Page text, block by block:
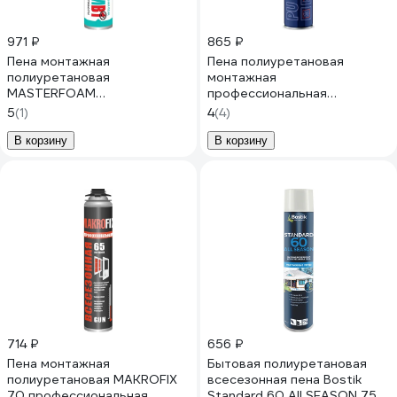
971 ₽
Пена монтажная
полиуретановая
MASTERFOAM
профессиональная
огнестойкая 810мл арт. 5817
5(1)
В корзину
865 ₽
Пена полиуретановая
монтажная
профессиональная
всесезонная AXIOM 65
APFU165
4(4)
В корзину
714 ₽
Пена монтажная
полиуретановая MAKROFIX
656 ₽
Бытовая полиуретановая
всесезонная пена Bostik